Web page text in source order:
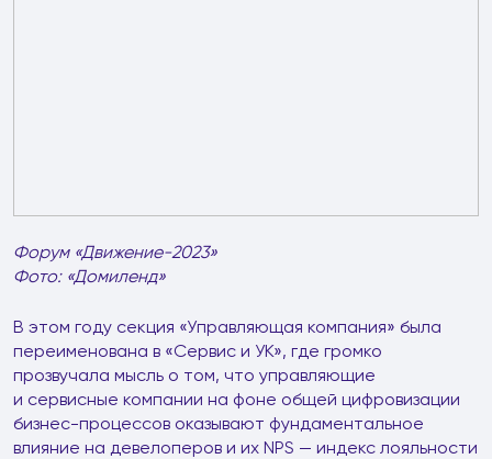
Форум «Движение-2023»
Фото: «Домиленд»
В этом году секция «Управляющая компания» была
переименована в «Сервис и УК», где громко
прозвучала мысль о том, что управляющие
и сервисные компании на фоне общей цифровизации
бизнес-процессов оказывают фундаментальное
влияние на девелоперов и их NPS — индекс лояльности